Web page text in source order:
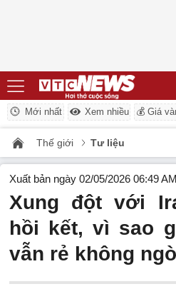
Mới nhất Xem nhiều 💰 Giá
Thế giới Tư liệu
Xuất bản ngày 02/05/2026 06:49 AM
Xung đột với
hồi kết, vì sao
vẫn rẻ không